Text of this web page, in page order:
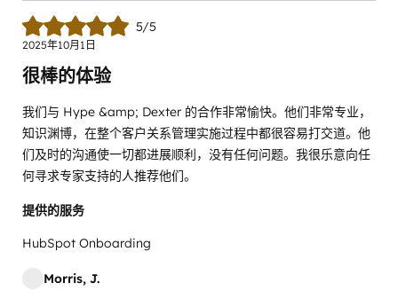
5/5
2025年10月1日
很棒的体验
我们与 Hype &amp; Dexter 的合作非常愉快。他们非常专业，
知识渊博，在整个客户关系管理实施过程中都很容易打交道。他
们及时的沟通使一切都进展顺利，没有任何问题。我很乐意向任
何寻求专家支持的人推荐他们。
提供的服务
HubSpot Onboarding
Morris, J.